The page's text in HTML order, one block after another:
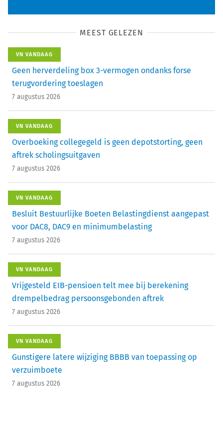
MEEST GELEZEN
VN VANDAAG
Geen herverdeling box 3-vermogen ondanks forse
terugvordering toeslagen
7 augustus 2026
VN VANDAAG
Overboeking collegegeld is geen depotstorting, geen
aftrek scholingsuitgaven
7 augustus 2026
VN VANDAAG
Besluit Bestuurlijke Boeten Belastingdienst aangepast
voor DAC8, DAC9 en minimumbelasting
7 augustus 2026
VN VANDAAG
Vrijgesteld EIB-pensioen telt mee bij berekening
drempelbedrag persoonsgebonden aftrek
7 augustus 2026
VN VANDAAG
Gunstigere latere wijziging BBBB van toepassing op
verzuimboete
7 augustus 2026